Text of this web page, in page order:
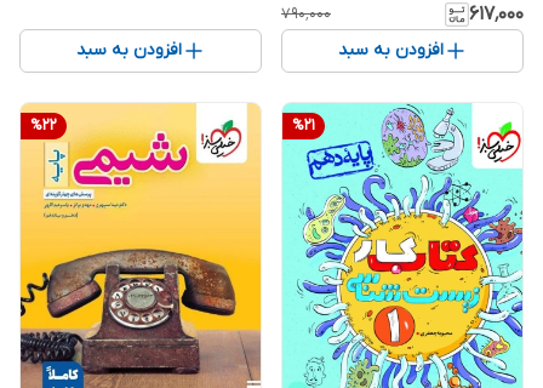
۶۱۷٬۰۰۰ ۷۹۰٬۰۰۰
افزودن به سبد افزودن به سبد
%21
%22